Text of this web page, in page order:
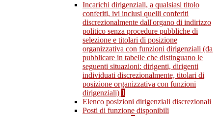
Incarichi dirigenziali, a qualsiasi titolo
conferiti, ivi inclusi quelli conferiti
discrezionalmente dall'organo di indirizzo
politico senza procedure pubbliche di
selezione e titolari di posizione
organizzativa con funzioni dirigenziali (da
pubblicare in tabelle che distinguano le
seguenti situazioni: dirigenti, dirigenti
individuati discrezionalmente, titolari di
posizione organizzativa con funzioni
dirigenziali) 1
Elenco posizioni dirigenziali discrezionali
Posti di funzione disponibili